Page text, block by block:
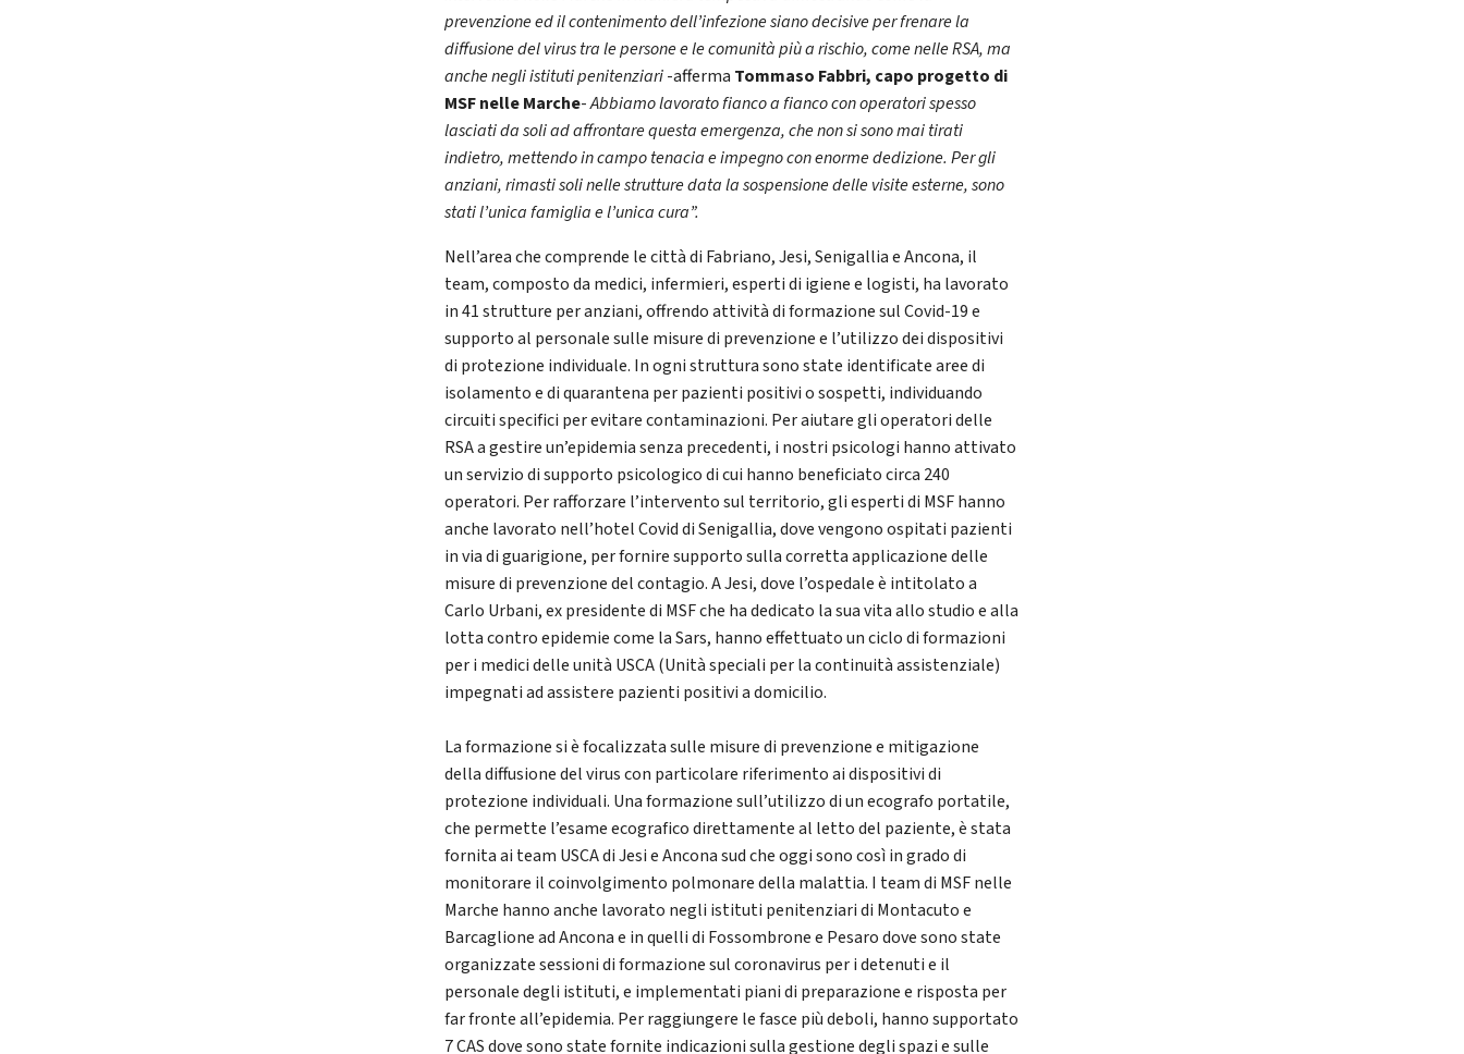
prevenzione ed il contenimento dell’infezione siano decisive per frenare la
diffusione del virus tra le persone e le comunità più a rischio, come nelle RSA, ma
anche negli istituti penitenziari-afferma Tommaso Fabbri, capo progetto di
MSF nelle Marche-Abbiamo lavorato fianco a fianco con operatori spesso
lasciati da soli ad affrontare questa emergenza, che non si sono mai tirati
indietro, mettendo in campo tenacia e impegno con enorme dedizione. Per gli
anziani, rimasti soli nelle strutture data la sospensione delle visite esterne, sono
stati l’unica famiglia e l’unica cura”.
Nell’area che comprende le città di Fabriano, Jesi, Senigallia e Ancona, il
team, composto da medici, infermieri, esperti di igiene e logisti, ha lavorato
in 41 strutture per anziani, offrendo attività di formazione sul Covid-19 e
supporto al personale sulle misure di prevenzione e l’utilizzo dei dispositivi
di protezione individuale. In ogni struttura sono state identificate aree di
isolamento e di quarantena per pazienti positivi o sospetti, individuando
circuiti specifici per evitare contaminazioni. Per aiutare gli operatori delle
RSA a gestire un’epidemia senza precedenti, i nostri psicologi hanno attivato
un servizio di supporto psicologico di cui hanno beneficiato circa 240
operatori. Per rafforzare l’intervento sul territorio, gli esperti di MSF hanno
anche lavorato nell’hotel Covid di Senigallia, dove vengono ospitati pazienti
in via di guarigione, per fornire supporto sulla corretta applicazione delle
misure di prevenzione del contagio. A Jesi, dove l’ospedale è intitolato a
Carlo Urbani, ex presidente di MSF che ha dedicato la sua vita allo studio e alla
lotta contro epidemie come la Sars, hanno effettuato un ciclo di formazioni
per i medici delle unità USCA (Unità speciali per la continuità assistenziale)
impegnati ad assistere pazienti positivi a domicilio.
La formazione si è focalizzata sulle misure di prevenzione e mitigazione
della diffusione del virus con particolare riferimento ai dispositivi di
protezione individuali. Una formazione sull’utilizzo di un ecografo portatile,
che permette l’esame ecografico direttamente al letto del paziente, è stata
fornita ai team USCA di Jesi e Ancona sud che oggi sono così in grado di
monitorare il coinvolgimento polmonare della malattia. I team di MSF nelle
Marche hanno anche lavorato negli istituti penitenziari di Montacuto e
Barcaglione ad Ancona e in quelli di Fossombrone e Pesaro dove sono state
organizzate sessioni di formazione sul coronavirus per i detenuti e il
personale degli istituti, e implementati piani di preparazione e risposta per
far fronte all’epidemia. Per raggiungere le fasce più deboli, hanno supportato
7 CAS dove sono state fornite indicazioni sulla gestione degli spazi e sulle